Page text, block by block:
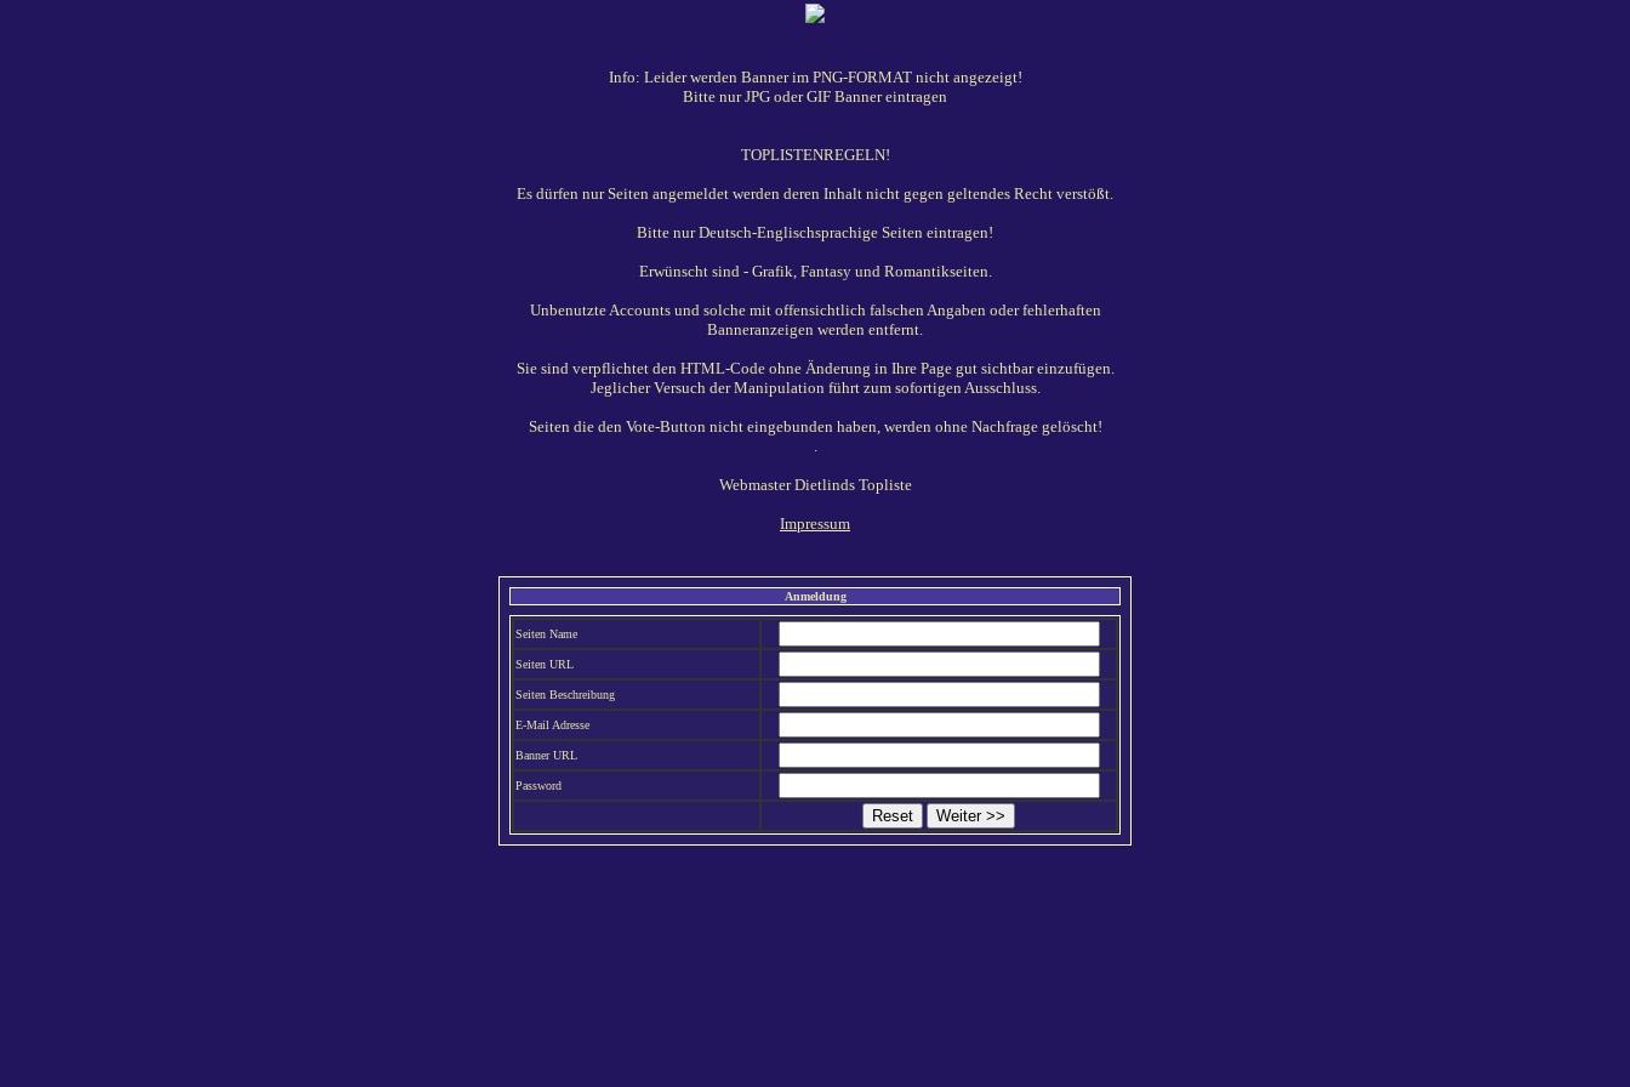
Info: Leider werden Banner im PNG-FORMAT nicht angezeigt!
Bitte nur JPG oder GIF Banner eintragen
TOPLISTENREGELN!
Es dürfen nur Seiten angemeldet werden deren Inhalt nicht gegen geltendes Recht verstößt.
Bitte nur Deutsch-Englischsprachige Seiten eintragen!
Erwünscht sind - Grafik, Fantasy und Romantikseiten.
Unbenutzte Accounts und solche mit offensichtlich falschen Angaben oder fehlerhaften
Banneranzeigen werden entfernt.
Sie sind verpflichtet den HTML-Code ohne Änderung in Ihre Page gut sichtbar einzufügen.
Jeglicher Versuch der Manipulation führt zum sofortigen Ausschluss.
Seiten die den Vote-Button nicht eingebunden haben, werden ohne Nachfrage gelöscht!
.
Webmaster Dietlinds Topliste
Impressum
Anmeldung
Seiten Name
Seiten URL
Seiten Beschreibung
E-Mail Adresse
Banner URL
Password